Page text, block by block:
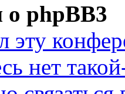
phpBB3
эту
нет